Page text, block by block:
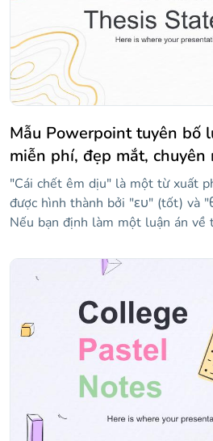
ở cuối mẫu, nơi bạn sẽ tìm thấy
lại của chúng!
Mẫu Powerpoint tuyên bố
miễn phí, đẹp mắt, chuyên
"Cái chết êm dịu" là một từ xuất
được hình thành bởi "ευ" (tốt) và
Nếu bạn định làm một luận án về
về trợ tử là gì, các kỹ thuật mà nó
thể truy cập nó hoặc tranh cãi mà
slide cung cấp một phong cách
kế để làm cho thông tin của bạn
của bạn thành công.